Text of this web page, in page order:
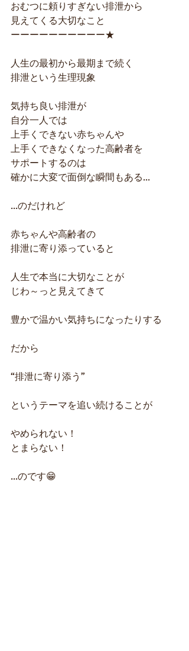
おむつに頼りすぎない排泄から
見えてくる大切なこと
ーーーーーーーーーー★
人生の最初から最期まで続く
排泄という生理現象
気持ち良い排泄が
自分一人では
上手くできない赤ちゃんや
上手くできなくなった高齢者を
サポートするのは
確かに大変で面倒な瞬間もある...
...のだけれど
赤ちゃんや高齢者の
排泄に寄り添っていると
人生で本当に大切なことが
じわ～っと見えてきて
豊かで温かい気持ちになったりする
だから
“排泄に寄り添う”
というテーマを追い続けることが
やめられない！
とまらない！
...のです😁